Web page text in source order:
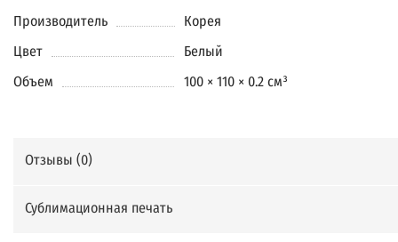
Производитель
Корея
Цвет
Белый
Объем
100 × 110 × 0.2 см³
Отзывы (0)
Сублимационная печать